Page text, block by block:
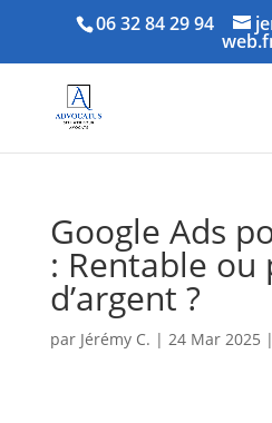
06 32 84 29 94
Google Ads
: Rentable ou
d’argent ?
par Jérémy C. | 24 Mar 2025 |